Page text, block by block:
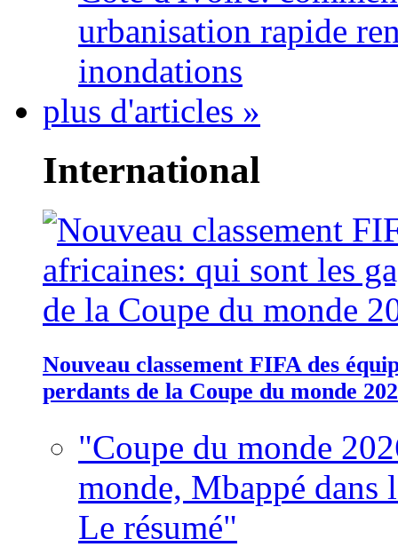
urbanisation rapide
inondations
plus d'articles »
International
Nouveau classement FIFA des
perdants de la Coupe du monde
"Coupe du monde
monde, Mbappé dans
Le résumé"